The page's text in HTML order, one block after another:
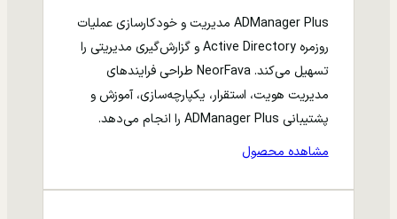
ADManager Plus مدیریت و خودکارسازی عملیات
روزمره Active Directory و گزارش‌گیری مدیریتی را
تسهیل می‌کند. NeorFava طراحی فرایندهای
مدیریت هویت، استقرار، یکپارچه‌سازی، آموزش و
پشتیبانی ADManager Plus را انجام می‌دهد.
مشاهده محصول